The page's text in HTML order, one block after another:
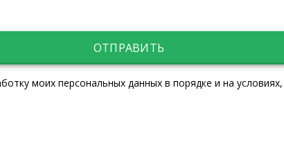
ОТПРАВИТЬ
моих персональных данных в порядке и на